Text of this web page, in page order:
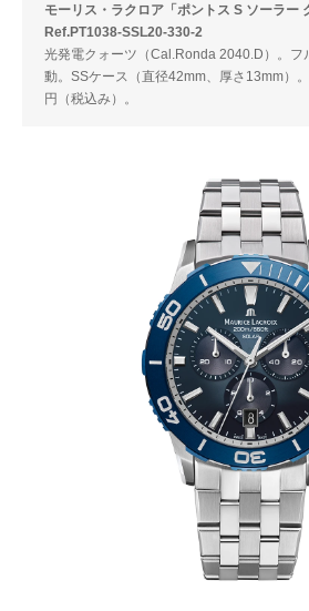
モーリス・ラクロア「ポントス S ソーラー
Ref.PT1038-SSL20-330-2
光発電クォーツ（Cal.Ronda 2040.D）。フ
動。SSケース（直径42mm、厚さ13mm）
円（税込み）。